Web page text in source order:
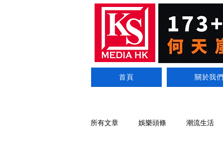
首頁 關於我
所有文章 娛樂頭條 潮流生活